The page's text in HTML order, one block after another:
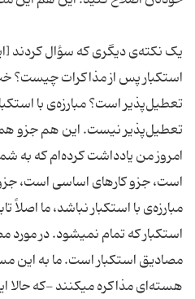
یک نکته‌ی دیگری که سؤال کردند
استکبار پس از مذاکرات چیست؟
تعطیل‌پذیر است؟ مبارزه‌ی با
تعطیل‌پذیر نیست. این هم جزو
امروز من یادداشت کرده‌ام که به
است، جزو کارهای اساسی است،
مبارزه‌ی با استکبار نباشد، ما اصلاً
استکبار که تمام نمیشود. در مورد
مصادیق استکبار است. ما به این
هسته‌ای مذاکره میکنند -که حالا